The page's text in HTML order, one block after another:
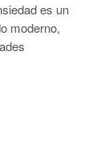
es un
moderno,